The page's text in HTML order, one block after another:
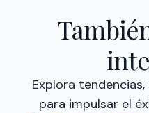
Explora
para impulsar el